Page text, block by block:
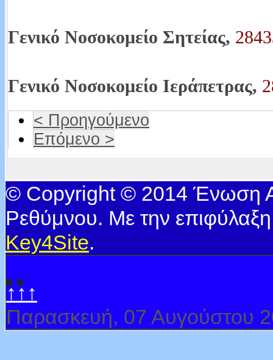
Γενικό Νοσοκομείο Σητείας,
Γενικό Νοσοκομείο Ιεράπετρας,
< Προηγούμενο
Επόμενο >
© Copyright © 2014 Ένωση
Ρεθύμνου. Με την
Key4Site.
↑↑↑
Παρασκευή, 07 Αυγούστου